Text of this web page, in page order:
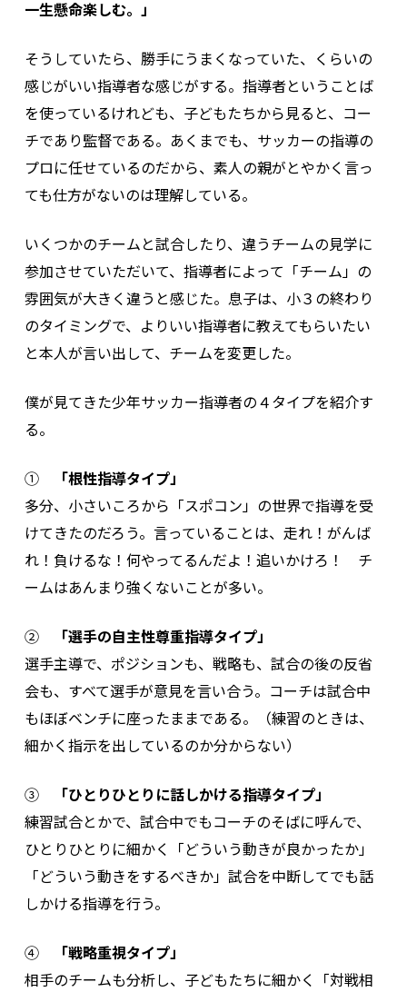
一生懸命楽しむ。」
そうしていたら、勝手にうまくなっていた、くらいの
感じがいい指導者な感じがする。指導者ということば
を使っているけれども、子どもたちから見ると、コー
チであり監督である。あくまでも、サッカーの指導の
プロに任せているのだから、素人の親がとやかく言っ
ても仕方がないのは理解している。
いくつかのチームと試合したり、違うチームの見学に
参加させていただいて、指導者によって「チーム」の
雰囲気が大きく違うと感じた。息子は、小３の終わり
のタイミングで、よりいい指導者に教えてもらいたい
と本人が言い出して、チームを変更した。
僕が見てきた少年サッカー指導者の４タイプを紹介す
る。
①
「根性指導タイプ」
多分、小さいころから「スポコン」の世界で指導を受
けてきたのだろう。言っていることは、走れ！がんば
れ！負けるな！何やってるんだよ！追いかけろ！ チ
ームはあんまり強くないことが多い。
②
「選手の自主性尊重指導タイプ」
選手主導で、ポジションも、戦略も、試合の後の反省
会も、すべて選手が意見を言い合う。コーチは試合中
もほぼベンチに座ったままである。（練習のときは、
細かく指示を出しているのか分からない）
③
「ひとりひとりに話しかける指導タイプ」
練習試合とかで、試合中でもコーチのそばに呼んで、
ひとりひとりに細かく「どういう動きが良かったか」
「どういう動きをするべきか」試合を中断してでも話
しかける指導を行う。
④
「戦略重視タイプ」
相手のチームも分析し、子どもたちに細かく「対戦相